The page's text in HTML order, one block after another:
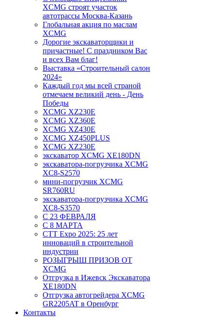
XCMG строят участок
автотрассы Москва-Казань
Глобальная акция по маслам
XCMG
Дорогие экскаваторщики и
причастные! С праздником Вас
и всех Вам благ!
Выставка «Строительный салон
2024»
Каждый год мы всей страной
отмечаем великий день - День
Победы
XCMG XZ230E
XCMG XZ360E
XCMG XZ430E
XCMG XZ450PLUS
XCMG XZ230E
экскаватор XCMG XE180DN
экскаватора-погрузчика XCMG
XC8-S2570
мини-погрузчик XCMG
SR760RU
экскаватора-погрузчика XCMG
XC8-S3570
С 23 ФЕВРАЛЯ
С 8 МАРТА
CTT Expo 2025: 25 лет
инноваций в строительной
индустрии
РОЗЫГРЫШ ПРИЗОВ ОТ
XCMG
Отгрузка в Ижевск Экскаватора
XE180DN
Отгрузка автогрейдера XCMG
GR2205AT в Оренбург
Контакты